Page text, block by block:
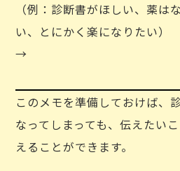
（例：診断書がほしい、薬は
い、とにかく楽になりたい）
→
このメモを準備しておけば、
なってしまっても、伝えたい
えることができます。